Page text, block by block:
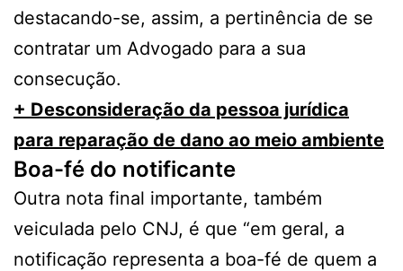
destacando-se, assim, a pertinência de se
contratar um Advogado para a sua
consecução.
+ Desconsideração da pessoa jurídica
para reparação de dano ao meio ambiente
Boa-fé do notificante
Outra nota final importante, também
veiculada pelo CNJ, é que “em geral, a
notificação representa a boa-fé de quem a